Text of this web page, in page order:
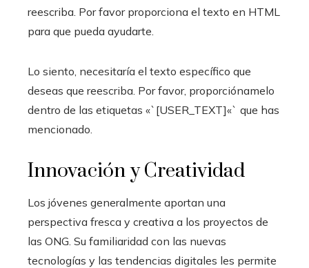
reescriba. Por favor proporciona el texto en HTML
para que pueda ayudarte.
Lo siento, necesitaría el texto específico que
deseas que reescriba. Por favor, proporciónamelo
dentro de las etiquetas «`[USER_TEXT]«` que has
mencionado.
Innovación y Creatividad
Los jóvenes generalmente aportan una
perspectiva fresca y creativa a los proyectos de
las ONG. Su familiaridad con las nuevas
tecnologías y las tendencias digitales les permite